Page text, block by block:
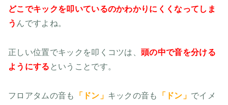
どこでキックを叩いているのかわかりにくくなってしま
う んですよね。
正しい位置でキックを叩くコツは、頭の中で音を分ける
ようにする ということです。
フロアタムの音も 「ドン」 キックの音も 「ドン」 でイメ